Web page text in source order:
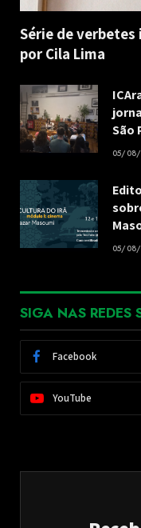
Série de
por Cila Lima
São
05/
05/
SIGA NAS REDES
Facebook
YouTube